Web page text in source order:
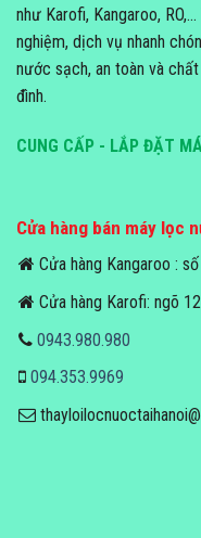
như Karofi, Kangaroo,
nghiệm, dịch vụ nhanh
nước sạch, an toàn và
đình.
CUNG CẤP - LẮP ĐẶT
Cửa hàng bán máy lọc
Cửa hàng Kangaroo :
Cửa hàng Karofi: ngõ
0943.980.980
094.353.9969